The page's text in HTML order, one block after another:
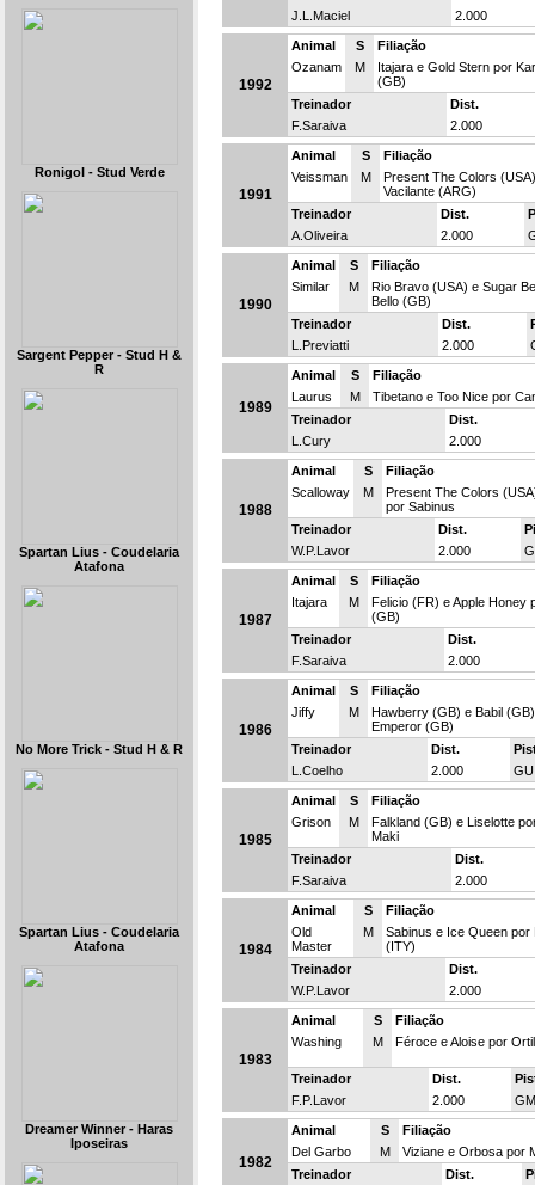
Ronigol - Stud Verde
Sargent Pepper - Stud H &
R
Spartan Lius - Coudelaria
Atafona
No More Trick - Stud H & R
Spartan Lius - Coudelaria
Atafona
Dreamer Winner - Haras
Iposeiras
J.L.Maciel
2.000
1992
Animal S
Filiação
Ozanam
M
Itajara e Gold Stern por
(GB)
Treinador
Dist.
F.Saraiva
2.000
1991
Animal S
Filiação
Veissman
M
Present The Colors
Vacilante (ARG)
Treinador
Dist.
A.Oliveira
2.000
1990
Animal S
Filiação
Similar
M
Rio Bravo (USA) e Sugar
Bello (GB)
Treinador
Dist.
L.Previatti
2.000
1989
Animal S
Filiação
Laurus
M
Tibetano e Too Nice por
Treinador
Dist.
L.Cury
2.000
1988
Animal S
Filiação
Scalloway
M
Present The Colors
por Sabinus
Treinador
Dist.
W.P.Lavor
2.000
1987
Animal S
Filiação
Itajara
M
Felicio (FR) e Apple Honey
(GB)
Treinador
Dist.
F.Saraiva
2.000
1986
Animal S
Filiação
Jiffy
M
Hawberry (GB) e Babil
Emperor (GB)
Treinador
Dist.
L.Coelho
2.000 GU
1985
Animal S
Filiação
Grison
M
Falkland (GB) e Liselotte
Maki
Treinador
Dist.
F.Saraiva
2.000
1984
Animal S
Filiação
Old
Master
M
Sabinus e Ice Queen por
(ITY)
Treinador
Dist.
W.P.Lavor
2.000
1983
Animal S
Filiação
Washing
M Féroce e Aloise por
Treinador Dist.
F.P.Lavor
2.000 GM
1982
Animal S
Filiação
Del Garbo
M
Viziane e Orbosa por
Treinador
Dist.